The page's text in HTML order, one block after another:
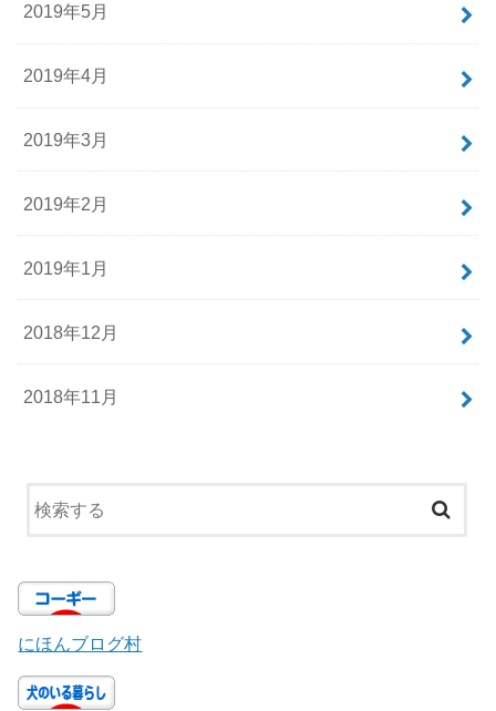
2019年5月
2019年4月
2019年3月
2019年2月
2019年1月
2018年12月
2018年11月
にほんブログ村